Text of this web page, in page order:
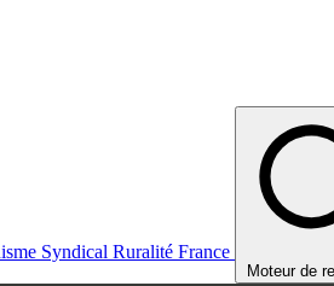
Syndical Ruralité France
Moteur de